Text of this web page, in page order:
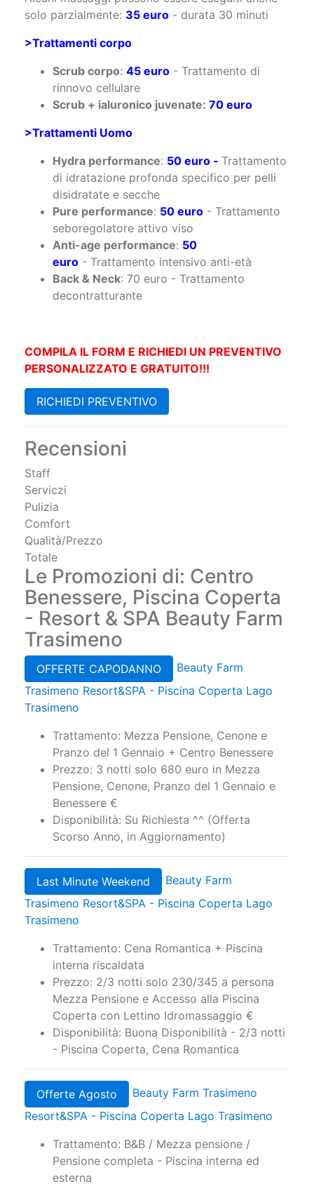
Scrub corpo: 45 euro - Trattamento di
Scrub + ialuronico juvenate:
>Trattamenti Uomo
Hydra performance:50 euro -Trattamento
disidratate e secche
Pure performance:50 euro- Trattamento
seboregolatore attivo viso
Anti-age performance
euro - Trattamento intensivo anti-età
Back & Neck: 70 euro - Trattamento
decontratturante
COMPILA IL FORM E RICHIEDI UN PREVENTIVO
RICHIEDI PREVENTIVO
Recensioni
Staff
Pulizia
Comfort
Qualità/Prezzo
Totale
Le Promozioni di: Centro
Benessere, Piscina Coperta
- Resort & SPA Beauty Farm
Trasimeno
OFFERTE CAPODANNO
Beauty Farm
Trasimeno Resort&SPA - Piscina Coperta Lago
Trasimeno
Trattamento: Mezza Pensione, Cenone e
Pranzo del 1 Gennaio + Centro Benessere
Prezzo: 3 notti solo 680 euro in Mezza
Pensione, Cenone, Pranzo del 1 Gennaio e
Benessere €
Disponibilità: Su Richiesta ^^ (Offerta
Scorso Anno, in Aggiornamento)
Last Minute Weekend
Beauty Farm
Trasimeno
Trattamento: Cena Romantica + Piscina
interna riscaldata
Prezzo: 2/3 notti solo 230/345 a persona
Mezza Pensione e Accesso alla Piscina
Coperta con Lettino Idromassaggio €
Disponibilità: Buona Disponibilità - 2/3 notti
- Piscina Coperta, Cena Romantica
Offerte Agosto
Beauty Farm Trasimeno
Trattamento: B&B / Mezza pensione /
Pensione completa - Piscina interna ed
esterna
Prezzo: Da 135 euro a persona a notte in
Mezza Pensione, Spa e piscina inclusa €
Disponibilità: Su Richiesta ^^ (Offerta scorso